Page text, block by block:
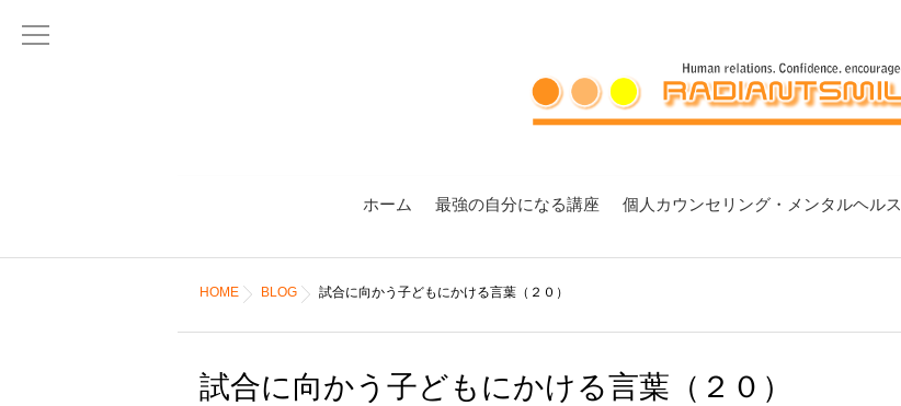
ホーム 最強の自分になる講座 個人カウンセリング・メンタルヘルス
HOME BLOG 試合に向かう子どもにかける言葉（２０）
試合に向かう子どもにかける言葉（２０）